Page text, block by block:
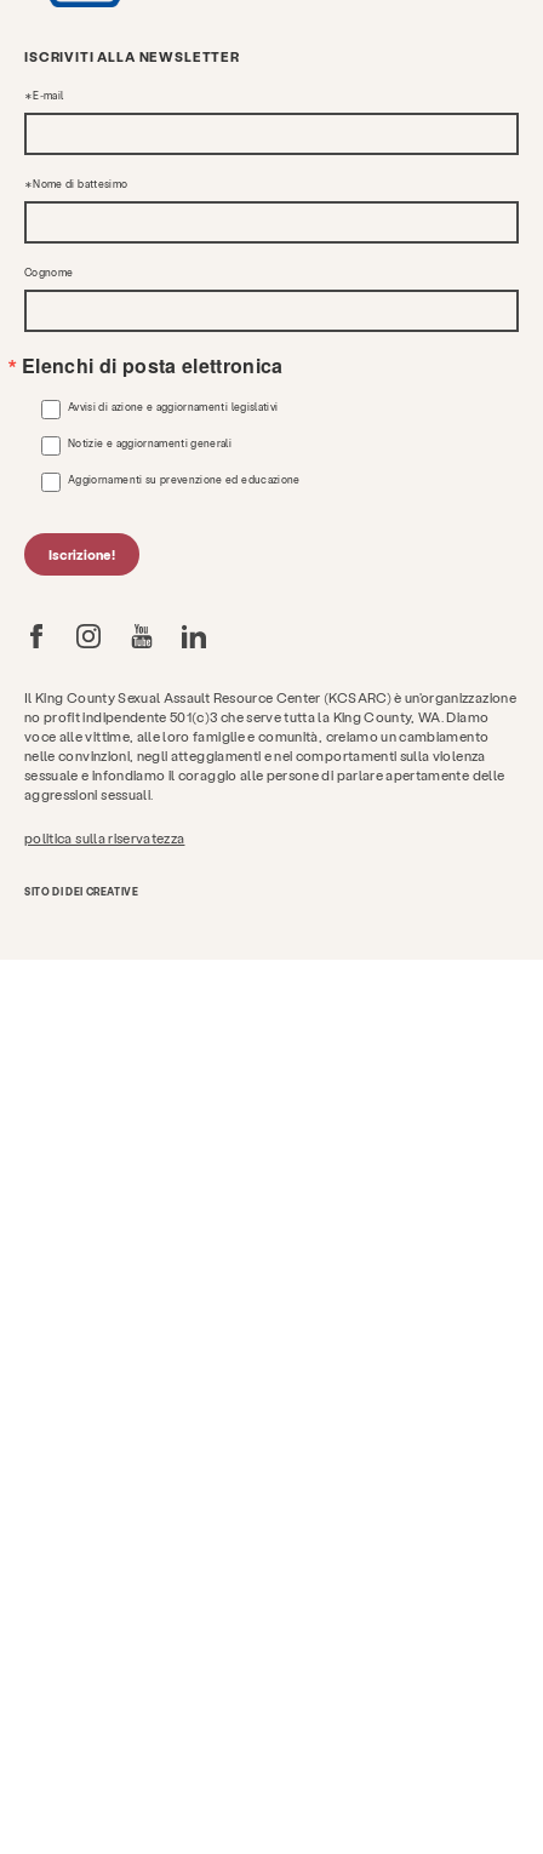
Il King County Sexual Assault Resource Center (KCSARC) è un'organizzazione
no profit indipendente 501(c)3 che serve tutta la King County, WA. Diamo
voce alle vittime, alle loro famiglie e comunità, creiamo un cambiamento
nelle convinzioni, negli atteggiamenti e nei comportamenti sulla violenza
sessuale e infondiamo il coraggio alle persone di parlare apertamente delle
aggressioni sessuali.
politica sulla riservatezza
SITO DI DEI CREATIVE
ISCRIVITI ALLA NEWSLETTER
E-mail
Nome di battesimo
Cognome
Elenchi di posta elettronica
Avvisi di azione e aggiornamenti legislativi
Notizie e aggiornamenti generali
Aggiornamenti su prevenzione ed educazione
Iscrizione!